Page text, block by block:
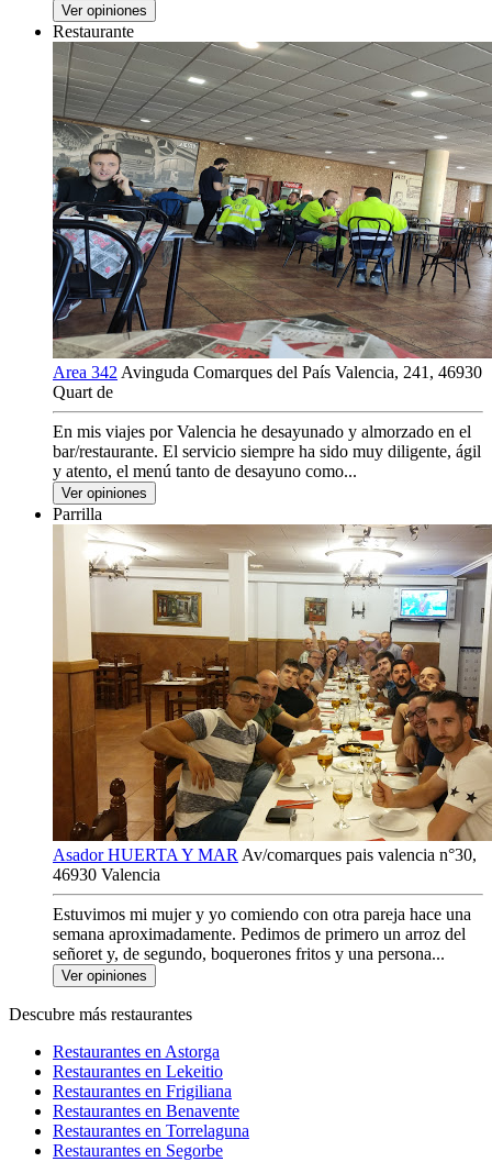
Ver opiniones
Restaurante
Area 342 Avinguda Comarques del País Valencia, 241, 46930
Quart de
En mis viajes por Valencia he desayunado y almorzado en el
bar/restaurante. El servicio siempre ha sido muy diligente, ágil
y atento, el menú tanto de desayuno como...
Ver opiniones
Parrilla
Asador HUERTA Y MAR Av/comarques pais valencia n°30,
46930 Valencia
Estuvimos mi mujer y yo comiendo con otra pareja hace una
semana aproximadamente. Pedimos de primero un arroz del
señoret y, de segundo, boquerones fritos y una persona...
Ver opiniones
Descubre más restaurantes
Restaurantes en Astorga
Restaurantes en Lekeitio
Restaurantes en Frigiliana
Restaurantes en Benavente
Restaurantes en Torrelaguna
Restaurantes en Segorbe